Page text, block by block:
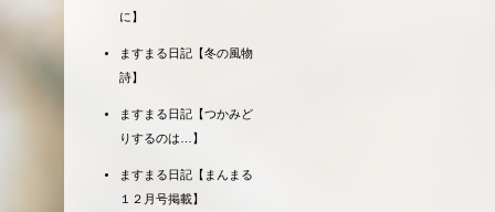
に】
ますまる日記【冬の風物
詩】
ますまる日記【つかみど
りするのは…】
ますまる日記【まんまる
１２月号掲載】